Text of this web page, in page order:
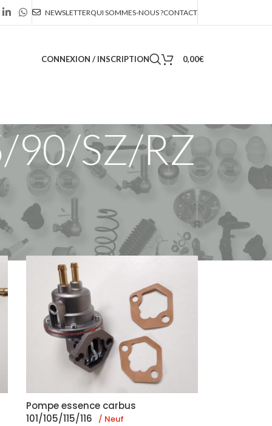
NEWSLETTERQUI SOMMES-NOUS ?CONTACT
CONNEXION / INSCRIPTION 0,00€
90/SZ/RZ
Pompe essence carbus
101/105/115/116
/ Neuf